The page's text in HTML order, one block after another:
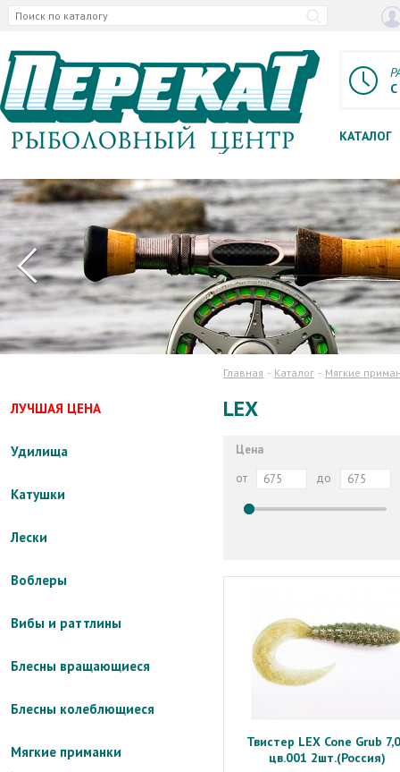
КАТАЛОГ
ЛУЧШАЯ ЦЕНА
Удилища
Катушки
Лески
Воблеры
Вибы и раттлины
Блесны вращающиеся
Блесны колеблющиеся
Мягкие приманки
Главная Каталог Мягкие
LEX
Цена
от
до
Твистер LEX Cone Grub
цв.001 2шт.(Россия)